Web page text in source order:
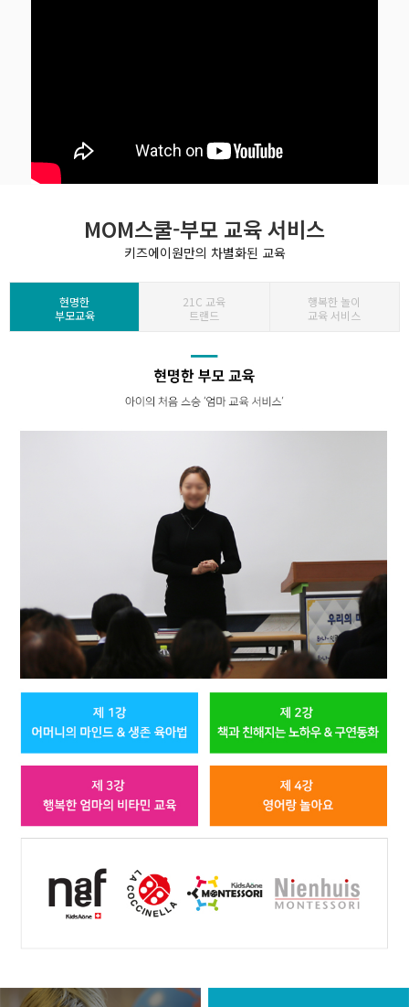
MOM스쿨-부모 교육 서비스
키즈에이원만의 차별화된 교육
현명한
부모교육
21C 교육
트랜드
행복한 놀이
교육 서비스